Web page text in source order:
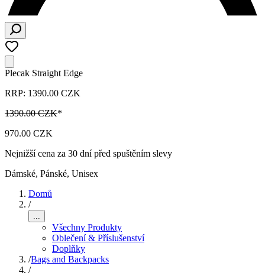
Plecak Straight Edge
RRP: 1390.00 CZK
1390.00 CZK*
970.00 CZK
Nejnižší cena za 30 dní před spuštěním slevy
Dámské, Pánské, Unisex
Domů
/
...
Všechny Produkty
Oblečení & Příslušenství
Doplňky
/Bags and Backpacks
/